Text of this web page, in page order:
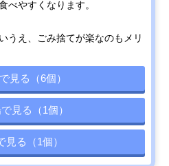
べやすくなります。
うえ、ごみ捨てが楽なのもメリ
見る（6個）
見る（1個）
見る（1個）